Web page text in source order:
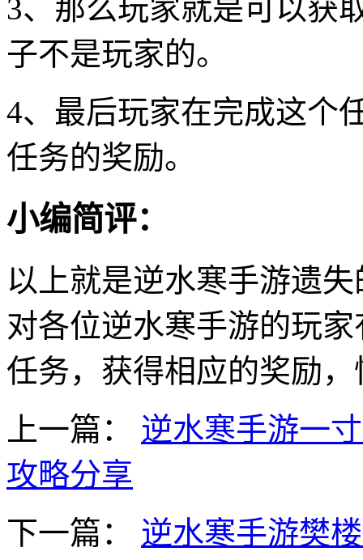
3、那么玩家就是可以获
子不是玩家的。
4、最后玩家在完成这个
任务的奖励。
小编简评：
以上就是逆水寒手游遗
对各位逆水寒手游的玩
任务，获得相应的奖励
上一篇：
逆水寒手游一
攻略分享
下一篇：
逆水寒手游樊